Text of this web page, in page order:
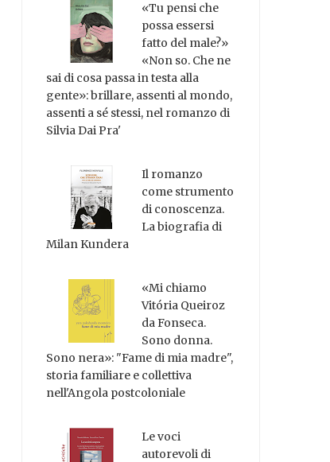
«Tu pensi che
possa essersi
fatto del male?»
«Non so. Che ne
sai di cosa passa in testa alla
gente»: brillare, assenti al mondo,
assenti a sé stessi, nel romanzo di
Silvia Dai Pra'
Il romanzo
come strumento
di conoscenza.
La biografia di
Milan Kundera
«Mi chiamo
Vitória Queiroz
da Fonseca.
Sono donna.
Sono nera»: "Fame di mia madre",
storia familiare e collettiva
nell'Angola postcoloniale
Le voci
autorevoli di